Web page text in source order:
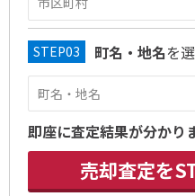
町名・地名を
即座に査定結果が分かり
売却査定を